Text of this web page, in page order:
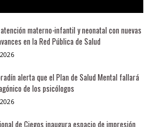
materno-infantil y neonatal con nuevas
en la Red Pública de Salud
alerta que el Plan de Salud Mental fallará
de los psicólogos
de Ciegos inaugura espacio de impresión